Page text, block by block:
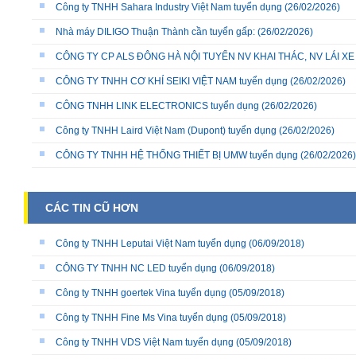
Công ty TNHH Sahara Industry Việt Nam tuyển dụng (26/02/2026)
Nhà máy DILIGO Thuận Thành cần tuyển gấp: (26/02/2026)
CÔNG TY CP ALS ĐÔNG HÀ NỘI TUYỂN NV KHAI THÁC, NV LÁI
CÔNG TY TNHH CƠ KHÍ SEIKI VIỆT NAM tuyển dụng (26/02/2026)
CÔNG TNHH LINK ELECTRONICS tuyển dụng (26/02/2026)
Công ty TNHH Laird Việt Nam (Dupont) tuyển dụng (26/02/2026)
CÔNG TY TNHH HỆ THỐNG THIẾT BỊ UMW tuyển dụng (26/02/2026)
CÁC TIN CŨ HƠN
Công ty TNHH Leputai Việt Nam tuyển dụng (06/09/2018)
CÔNG TY TNHH NC LED tuyển dụng (06/09/2018)
Công ty TNHH goertek Vina tuyển dụng (05/09/2018)
Công ty TNHH Fine Ms Vina tuyển dụng (05/09/2018)
Công ty TNHH VDS Việt Nam tuyển dụng (05/09/2018)